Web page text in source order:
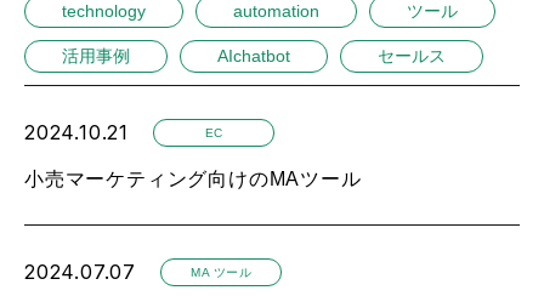
technology automation ツール
活用事例 AIchatbot セールス
2024.10.21 EC
小売マーケティング向けのMAツール
2024.07.07 MA ツール